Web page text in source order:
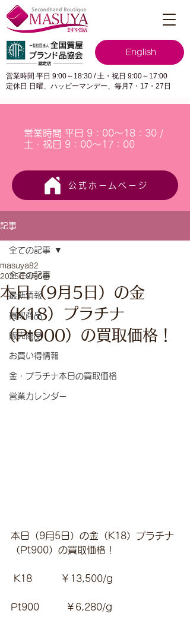
English
営業時間 平日 9:00～18:30 / 土・祝日 9:00～17:00
定休日 日曜、ハッピーマンデー、毎月7・17・27日
営業時間 平日 9：00～18：30 /
土・祝日 9：00～17：00
公式ホームページ
記事
全ての記事
最新情報
買取商品
販売商品
お買い得情報
金・プラチナ本日の買取価格
営業カレンダー
全ての記事
本日（9月5日）の金
（K18）プラチナ
（Pt900）の買取価格！
masuya82
2025年9月5日
本日（9月5日）の金（K18）プラチナ
（Pt900）の買取価格！
K18　　　￥13,500/g
Pt900         ￥6,280/g